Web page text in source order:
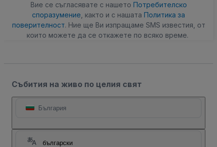
Вие се съгласявате с нашето Потребителско
споразумение , както и с нашата Политика за
поверителност. Ние ще Ви изпращаме SMS известия, от
които можете да се откажете по всяко време.
Събития на живо по целия свят
България
български